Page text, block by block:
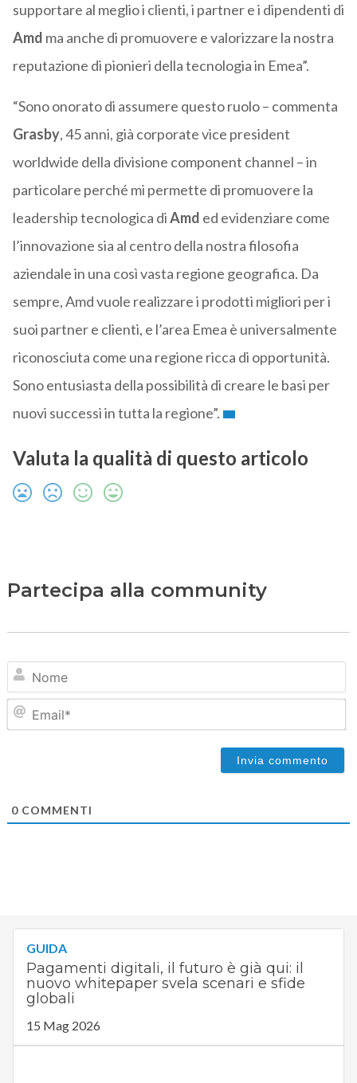
supportare al meglio i clienti, i partner e i dipendenti di
Amd ma anche di promuovere e valorizzare la nostra
reputazione di pionieri della tecnologia in Emea”.
“Sono onorato di assumere questo ruolo – commenta
Grasby, 45 anni, già corporate vice president
worldwide della divisione component channel – in
particolare perché mi permette di promuovere la
leadership tecnologica diAmd ed evidenziare come
l’innovazione sia al centro della nostra filosofia
aziendale in una così vasta regione geografica. Da
sempre, Amd vuole realizzare i prodotti migliori per i
suoi partner e clienti, e l’area Emea è universalmente
riconosciuta come una regione ricca di opportunità.
Sono entusiasta della possibilità di creare le basi per
nuovi successi in tutta la regione”.
Valuta la qualità di questo articolo
Partecipa alla community
0COMMENTI
GUIDA
Pagamenti digitali, il futuro è già qui: il
nuovo whitepaper svela scenari e sfide
globali
15 Mag 2026